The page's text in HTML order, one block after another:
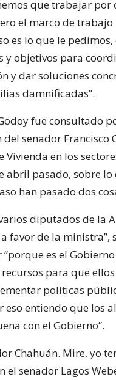
que trabajar por
el marco de trabajo
es lo que le
y objetivos para
y dar soluciones
damnificadas”.
fue consultado
senador Francisco
Vivienda en los
abril pasado, sobre lo
han pasado dos
diputados de la
favor de la ministra”,
es el
para que
políticas
eso entiendo que los
con el Gobierno”.
Chahuán. Mire, yo
el senador Lagos